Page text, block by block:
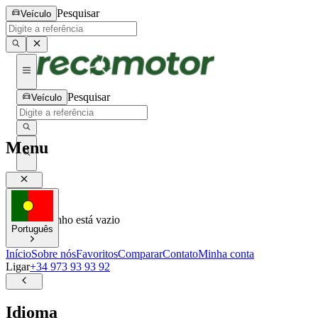
Veículo Pesquisar
Veículo Pesquisar
0
0
Seu carrinho está vazio
Menu
Português
InícioSobre nósFavoritosCompararContatoMinha conta
Ligar+34 973 93 93 92
Idioma